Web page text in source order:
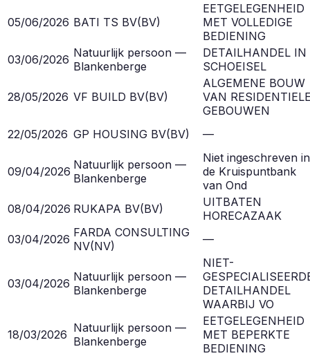
05/06/2026 BATI TS BV(BV)
EETGELEGENHEID
MET VOLLEDIGE
BEDIENING
03/06/2026 Natuurlijk persoon —
Blankenberge
DETAILHANDEL IN
SCHOEISEL
28/05/2026 VF BUILD BV(BV)
ALGEMENE BOUW
VAN
GEBOUWEN
22/05/2026 GP HOUSING BV(BV) —
09/04/2026 Natuurlijk persoon —
Blankenberge
Niet ingeschreven in
de Kruispuntbank
van Ond
08/04/2026 RUKAPA BV(BV)
UITBATEN
HORECAZAAK
03/04/2026 FARDA CONSULTING
NV(NV) —
03/04/2026 Natuurlijk persoon —
Blankenberge
NIET-
DETAILHANDEL
WAARBIJ VO
18/03/2026 Natuurlijk persoon —
Blankenberge
EETGELEGENHEID
MET BEPERKTE
BEDIENING